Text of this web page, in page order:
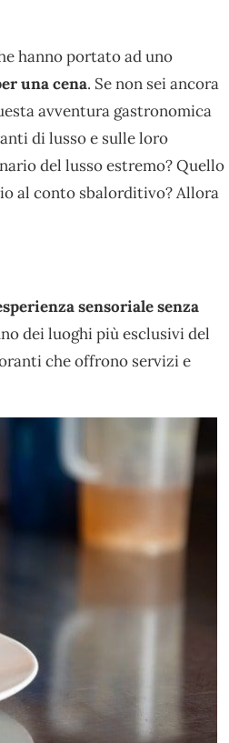
hanno portato ad uno
una cena. Se non sei ancora
avventura gastronomica
di lusso e sulle loro
del lusso estremo? Quello
al conto sbalorditivo? Allora
sensoriale senza
dei luoghi più esclusivi del
che offrono servizi e